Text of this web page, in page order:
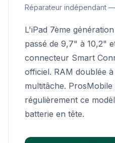
Réparateur indépendant
L'iPad 7ème
passé de 9,7" à 10,2"
connecteur Smart
officiel. RAM doublée
multitâche.
régulièrement ce
batterie en tête.